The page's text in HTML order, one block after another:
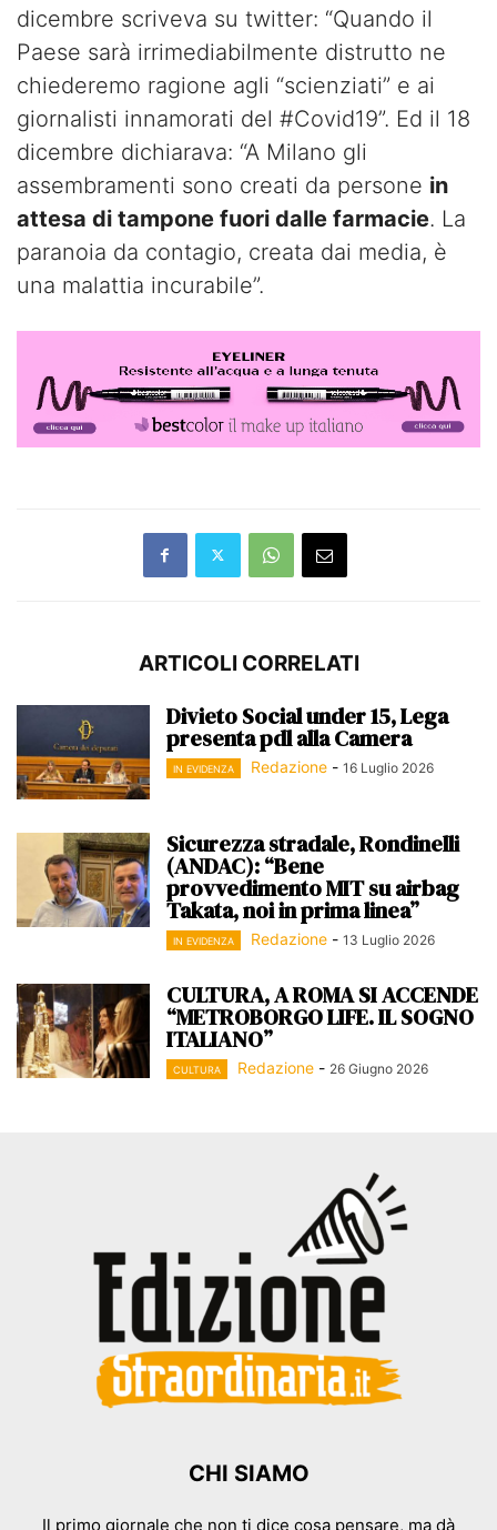
dicembre scriveva su twitter: “Quando il
Paese sarà irrimediabilmente distrutto ne
chiederemo ragione agli “scienziati” e ai
giornalisti innamorati del #Covid19”. Ed il 18
dicembre dichiarava: “A Milano gli
assembramenti sono creati da persone in
attesa di tampone fuori dalle farmacie. La
paranoia da contagio, creata dai media, è
una malattia incurabile”.
ARTICOLI CORRELATI
Divieto Social under 15, Lega
presenta pdl alla Camera
IN EVIDENZA Redazione - 16 Luglio 2026
Sicurezza stradale, Rondinelli
(ANDAC): “Bene
provvedimento MIT su airbag
Takata, noi in prima linea”
IN EVIDENZA Redazione - 13 Luglio 2026
CULTURA, A ROMA SI ACCENDE
“METROBORGO LIFE. IL SOGNO
ITALIANO”
CULTURA Redazione - 26 Giugno 2026
CHI SIAMO
Il primo giornale che non ti dice cosa pensare, ma dà